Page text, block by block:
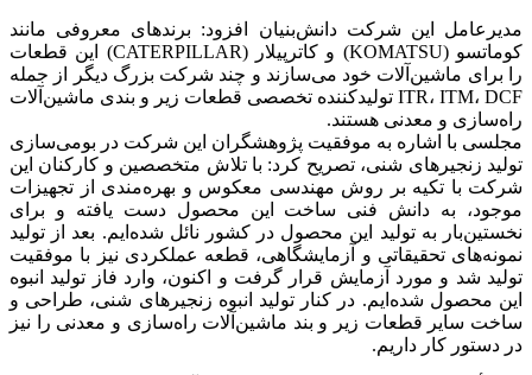
مدیرعامل این شرکت دانش‌بنیان افزود: برندهای معروفی مانند
کوماتسو (KOMATSU) و کاترپیلار (CATERPILLAR) این قطعات
را برای ماشین‌آلات خود می‌سازند و چند شرکت بزرگ دیگر از جمله
ITR، ITM، DCF تولیدکننده تخصصی قطعات زیر و بندی ماشین‌آلات
راه‌سازی و معدنی هستند.
مجلسی با اشاره به موفقیت پژوهشگران این شرکت در بومی‌سازی
تولید زنجیرهای شنی، تصریح کرد: با تلاش متخصصین و کارکنان این
شرکت با تکیه بر روش مهندسی معکوس و بهره‌مندی از تجهیزات
موجود، به دانش فنی ساخت این محصول دست یافته و برای
نخستین‌بار به تولید این محصول در کشور نائل شده‌ایم. بعد از تولید
نمونه‌های تحقیقاتی و آزمایشگاهی، قطعه عملکردی نیز با موفقیت
تولید شد و مورد آزمایش قرار گرفت و اکنون، وارد فاز تولید انبوه
این محصول شده‌ایم. در کنار تولید انبوه زنجیرهای شنی، طراحی و
ساخت سایر قطعات زیر و بند ماشین‌آلات راه‌سازی و معدنی را نیز
در دستور کار داریم.